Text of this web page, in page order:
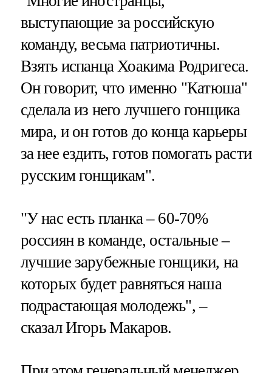
выступающие за российскую
команду, весьма патриотичны.
Взять испанца Хоакима Родригеса.
Он говорит, что именно "Катюша"
сделала из него лучшего гонщика
мира, и он готов до конца карьеры
за нее ездить, готов помогать расти
русским гонщикам".
"У нас есть планка – 60-70%
россиян в команде, остальные –
лучшие зарубежные гонщики, на
которых будет равняться наша
подрастающая молодежь", –
сказал Игорь Макаров.